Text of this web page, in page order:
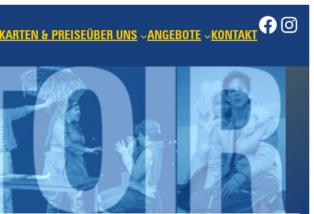
KARTEN & PREISEÜBER UNS ANGEBOTE KONTAKT